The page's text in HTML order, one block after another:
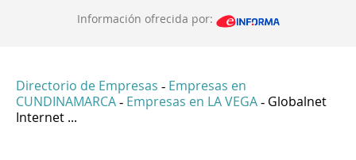
Información ofrecida por:
Directorio de Empresas - Empresas en
CUNDINAMARCA - Empresas en LA VEGA - Globalnet
Internet ...